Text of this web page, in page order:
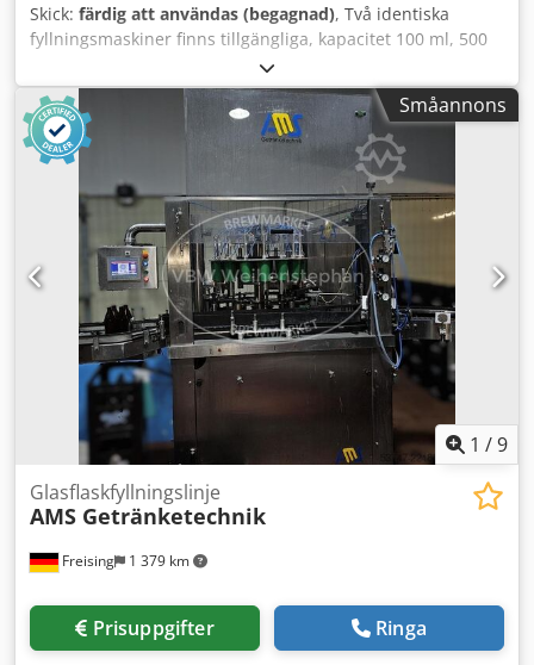
Skick: färdig att användas (begagnad), Två identiska
fyllningsmaskiner finns tillgängliga, kapacitet 100 ml, 500
ml, 1000 ml: 17-18 stycken/min, kapacitet 5000 ml: 9-10
stycken/min, transportsteg: 317,5 mm, med kontrollpanel,
burkseparerare, lockpåläggare, lockförslutare och
dokumentation. Besiktning på plats är möjlig. Dodjzh Nh
Depfx Aqlswa
Småannons
1 /9
Freising 1 379 km
Glasflaskfyllningslinje
AMS Getränketechnik
Prisuppgifter Ringa